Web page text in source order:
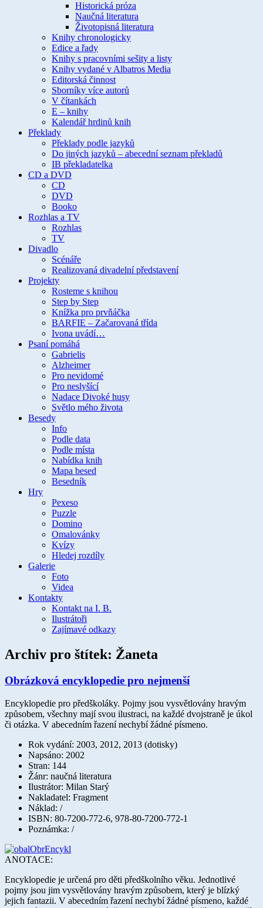
Historická próza
Naučná literatura
Životopisná literatura
Knihy chronologicky
Edice a řady
Knihy s pracovními sešity a listy
Knihy vydané v Albatros Media
Editorská činnost
Sborníky více autorů
V čítankách
E – knihy
Kalendář hrdinů knih
Překlady
Překlady podle jazyků
Do jiných jazyků – abecední seznam překladů
IB překladatelka
CD a DVD
CD
DVD
Booko
Rozhlas a TV
Rozhlas
TV
Divadlo
Scénáře
Realizovaná divadelní představení
Projekty
Rosteme s knihou
Step by Step
Knížka pro prvňáčka
BARFIE – Začarovaná třída
Ivona uvádí…
Psaní pomáhá
Gabrielis
Alzheimer
Pro nevidomé
Pro neslyšící
Nadace Divoké husy
Světlo mého života
Besedy
Info
Podle data
Podle místa
Nabídka knih
Mapa besed
Besedník
Hry
Pexeso
Puzzle
Domino
Omalovánky
Kvízy
Hledej rozdíly
Galerie
Foto
Videa
Kontakty
Kontakt na I. B.
Ilustrátoři
Zajímavé odkazy
Archiv pro štítek: Žaneta
Obrázková encyklopedie pro nejmenší
Encyklopedie pro předškoláky. Pojmy jsou vysvětlovány hravým
způsobem, všechny mají svou ilustraci, na každé dvojstraně je úkol
či otázka. V abecedním řazení nechybí žádné písmeno.
Rok vydání: 2003, 2012, 2013 (dotisky)
Napsáno: 2002
Stran: 144
Žánr: naučná literatura
Ilustrátor: Milan Starý
Nakladatel: Fragment
Náklad: /
ISBN: 80-7200-772-6, 978-80-7200-772-1
Poznámka: /
ANOTACE:
Encyklopedie je určená pro děti předškolního věku. Jednotlivé
pojmy jsou jim vysvětlovány hravým způsobem, který je blízký
jejich fantazii. V abecedním řazení nechybí žádné písmeno, každé